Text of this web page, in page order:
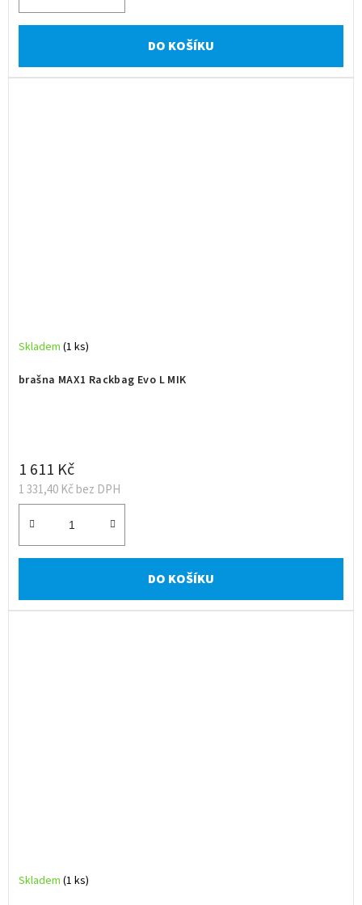
DO KOŠÍKU
brašna MAX1 Rackbag Evo L MIK
Skladem (1 ks)
1 331,40 Kč bez DPH
1 611 Kč
DO KOŠÍKU
Skladem (1 ks)